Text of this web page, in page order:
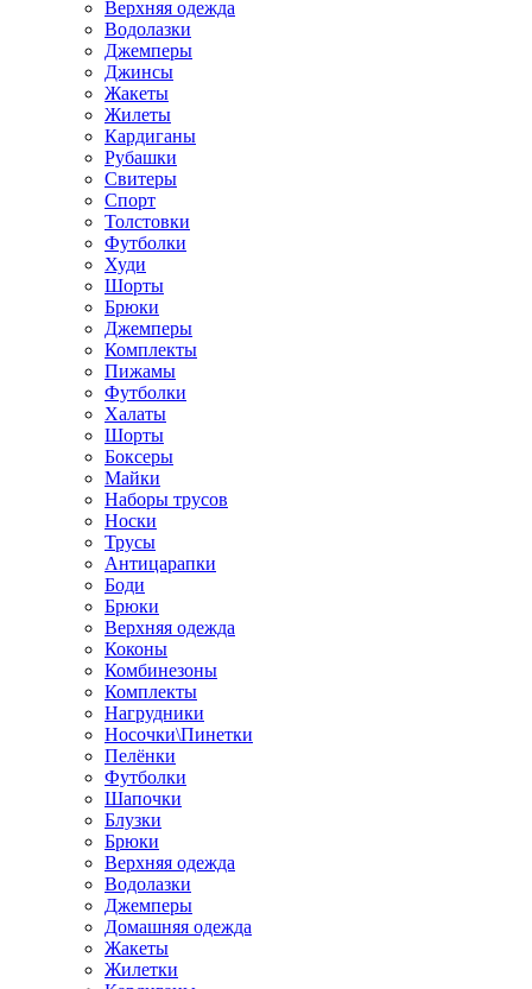
Верхняя одежда
Водолазки
Джемперы
Джинсы
Жакеты
Жилеты
Кардиганы
Рубашки
Свитеры
Спорт
Толстовки
Футболки
Худи
Шорты
Брюки
Джемперы
Комплекты
Пижамы
Футболки
Халаты
Шорты
Боксеры
Майки
Наборы трусов
Носки
Трусы
Антицарапки
Боди
Брюки
Верхняя одежда
Коконы
Комбинезоны
Комплекты
Нагрудники
Носочки\Пинетки
Пелёнки
Футболки
Шапочки
Блузки
Брюки
Верхняя одежда
Водолазки
Джемперы
Домашняя одежда
Жакеты
Жилетки